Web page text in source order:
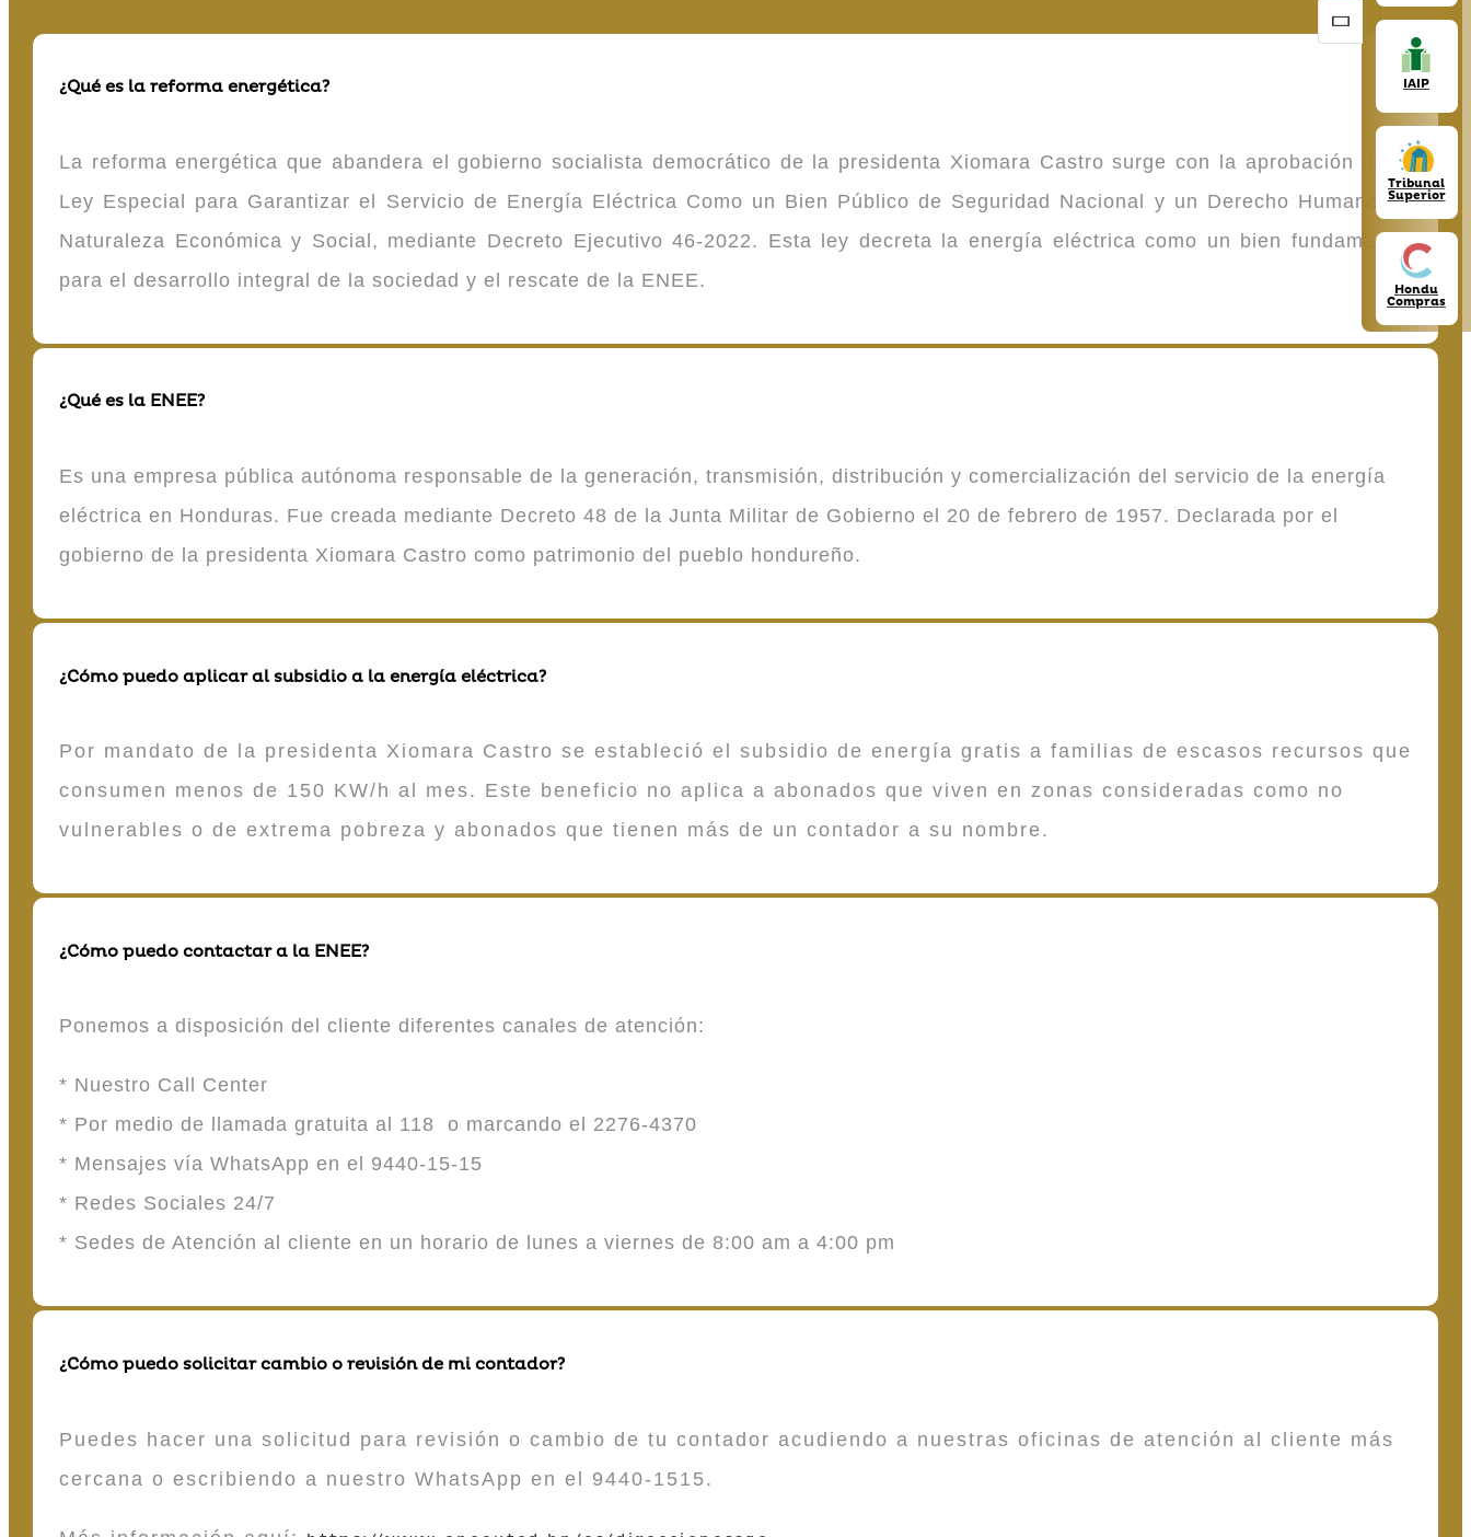
IAIP
Tribunal
Superior
Hondu
Compras
¿Qué es la reforma energética?
La reforma energética que abandera el gobierno socialista democrático de la presidenta Xiomara Castro surge con la aprobación de la
Ley Especial para Garantizar el Servicio de Energía Eléctrica Como un Bien Público de Seguridad Nacional y un Derecho Humano de
Naturaleza Económica y Social, mediante Decreto Ejecutivo 46-2022. Esta ley decreta la energía eléctrica como un bien fundamental
para el desarrollo integral de la sociedad y el rescate de la ENEE.
¿Qué es la ENEE?
Es una empresa pública autónoma responsable de la generación, transmisión, distribución y comercialización del servicio de la energía
eléctrica en Honduras. Fue creada mediante Decreto 48 de la Junta Militar de Gobierno el 20 de febrero de 1957. Declarada por el
gobierno de la presidenta Xiomara Castro como patrimonio del pueblo hondureño.
¿Cómo puedo aplicar al subsidio a la energía eléctrica?
Por mandato de la presidenta Xiomara Castro se estableció el subsidio de energía gratis a familias de escasos recursos que
consumen menos de 150 KW/h al mes. Este beneficio no aplica a abonados que viven en zonas consideradas como no
vulnerables o de extrema pobreza y abonados que tienen más de un contador a su nombre.
¿Cómo puedo contactar a la ENEE?
Ponemos a disposición del cliente diferentes canales de atención:
* Nuestro Call Center
* Por medio de llamada gratuita al 118 o marcando el 2276-4370
* Mensajes vía WhatsApp en el 9440-15-15
* Redes Sociales 24/7
* Sedes de Atención al cliente en un horario de lunes a viernes de 8:00 am a 4:00 pm
¿Cómo puedo solicitar cambio o revisión de mi contador?
Puedes hacer una solicitud para revisión o cambio de tu contador acudiendo a nuestras oficinas de atención al cliente más
cercana o escribiendo a nuestro WhatsApp en el 9440-1515.